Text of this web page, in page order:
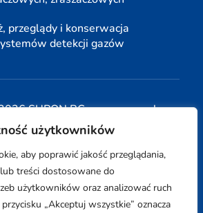
użytkowników
aby poprawić jakość przeglądania,
treści dostosowane do
użytkowników oraz analizować ruch
„Akceptuj wszystkie” oznacza
przeglądy i konserwacja
detekcji gazów
SUPON BC sp, z o. o. sp. k.
www.woh.group